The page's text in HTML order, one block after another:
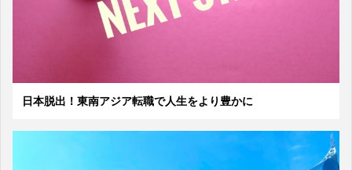
日本脱出！東南アジア転職で人生をより豊かに